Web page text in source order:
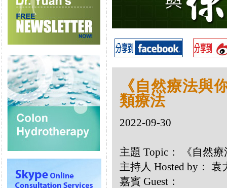
《自然療法與
類療法
2022-09-30
主題 Topic： 《自然
主持人 Hosted by：
嘉賓 Guest：